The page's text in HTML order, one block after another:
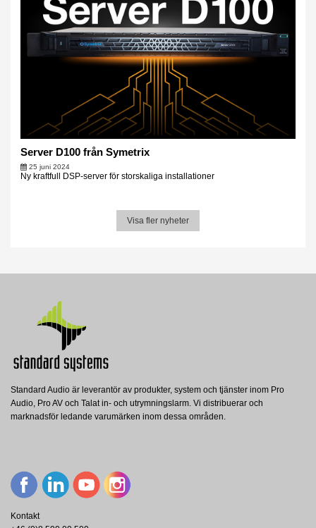
Server D100 från Symetrix
25 juni 2024
Ny kraftfull DSP-server för storskaliga installationer
Visa fler nyheter
Standard Audio är leverantör av produkter, system och tjänster inom Pro
Audio, Pro AV och Talat in- och utrymningslarm. Vi distribuerar och
marknadsför ledande varumärken inom dessa områden.
Kontakt